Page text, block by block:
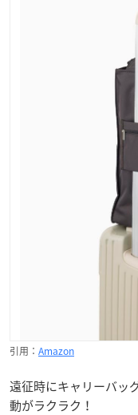
引用： Amazon
遠征時にキャリーバッ
動がラクラク！